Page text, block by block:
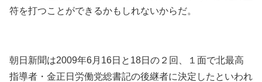
符を打つことができるかもしれないからだ。
朝日新聞は2009年6月16日と18日の２回、１面で北最高
指導者・金正日労働党総書記の後継者に決定したといわれ